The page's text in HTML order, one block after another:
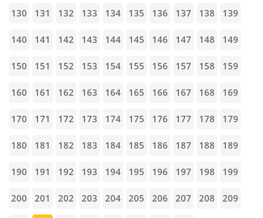
130 131 132 133 134 135 136 137 138 139
140 141 142 143 144 145 146 147 148 149
150 151 152 153 154 155 156 157 158 159
160 161 162 163 164 165 166 167 168 169
170 171 172 173 174 175 176 177 178 179
180 181 182 183 184 185 186 187 188 189
190 191 192 193 194 195 196 197 198 199
200 201 202 203 204 205 206 207 208 209